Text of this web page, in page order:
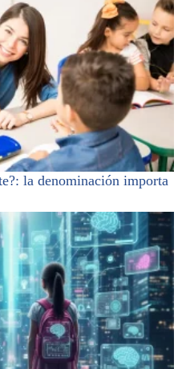
la denominación importa